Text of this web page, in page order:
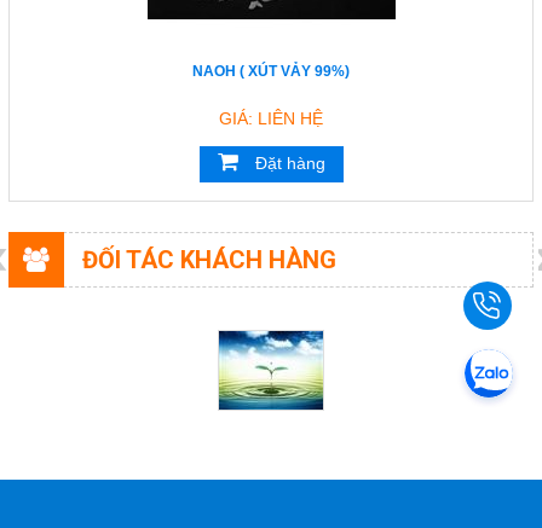
NAOH ( XÚT VẢY 99%)
GIÁ: LIÊN HỆ
Đặt hàng
ĐỐI TÁC KHÁCH HÀNG